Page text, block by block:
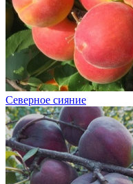
Северное сияние